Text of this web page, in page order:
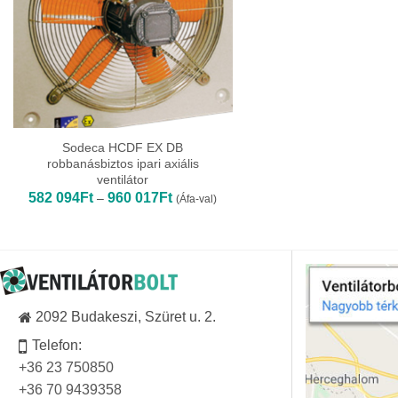
Sodeca HCDF EX DB
robbanásbiztos ipari axiális
ventilátor
582 094Ft – 960 017FtÁrtartomány:
582
(Áfa-val)
2092 Budakeszi, Szüret u. 2.
Telefon:
+36 23 750850
+36 70 9439358